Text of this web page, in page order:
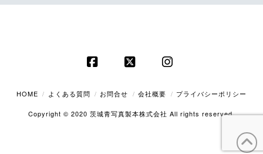
Facebook
X Instagram
HOME よくある質問 お問合せ 会社概要 プライバシーポリシー
Copyright © 2020 茨城青写真製本株式会社 All rights reserved.